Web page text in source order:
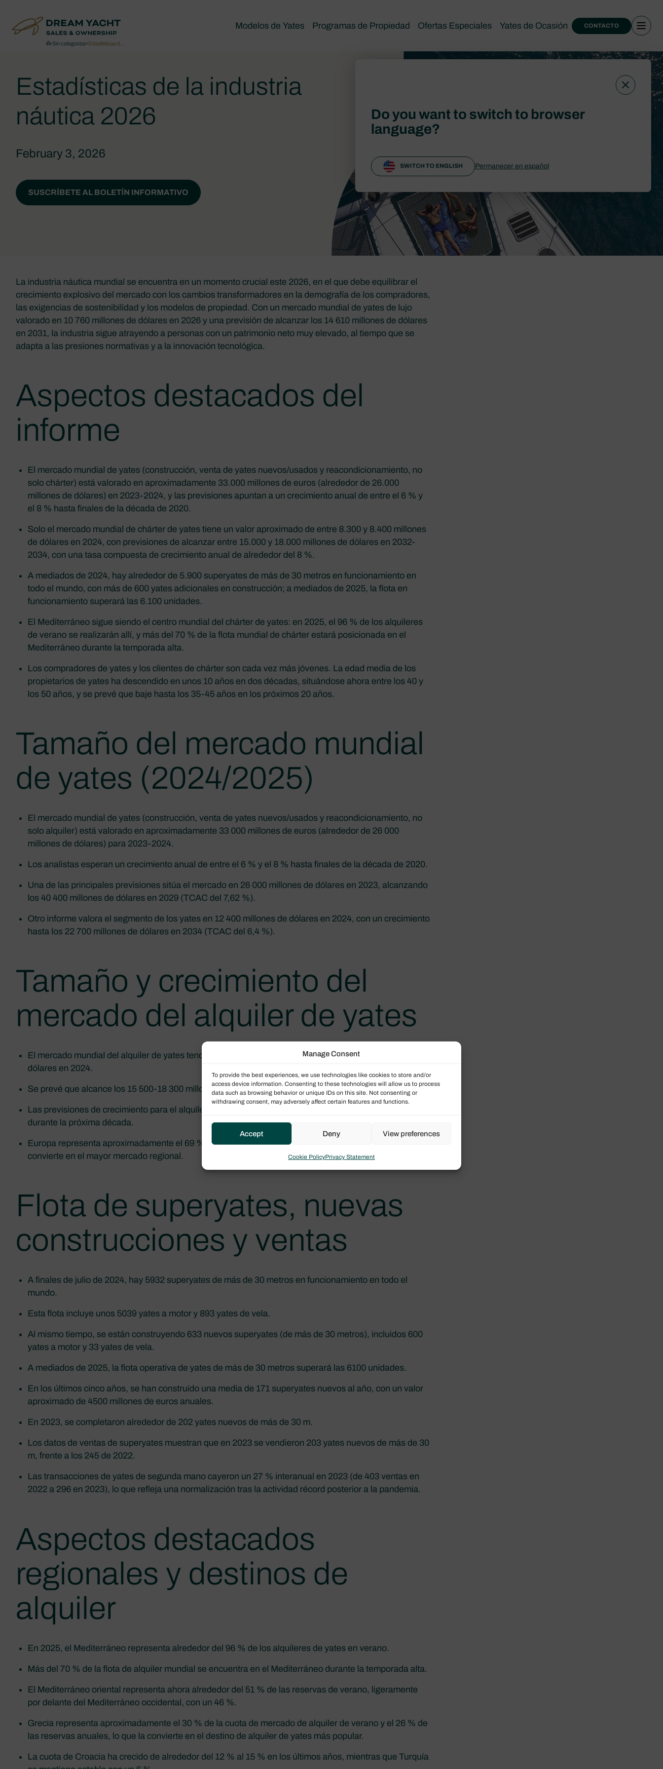
Manage Consent
To provide the best experiences, we use technologies like cookies to store and/or
access device information. Consenting to these technologies will allow us to process
data such as browsing behavior or unique IDs on this site. Not consenting or
withdrawing consent, may adversely affect certain features and functions.
Accept Deny View preferences
Cookie PolicyPrivacy Statement
Modelos de Yates Programas de Propiedad Ofertas Especiales Yates de Ocasión CONTACTO
›Sin categorizar›Estadísticas d…
Estadísticas de la industria
náutica 2026
February 3, 2026
SUSCRÍBETE AL BOLETÍN INFORMATIVO
La industria náutica mundial se encuentra en un momento crucial este 2026, en el que debe equilibrar el
crecimiento explosivo del mercado con los cambios transformadores en la demografía de los compradores,
las exigencias de sostenibilidad y los modelos de propiedad. Con un mercado mundial de yates de lujo
valorado en 10 760 millones de dólares en 2026 y una previsión de alcanzar los 14 610 millones de dólares
en 2031, la industria sigue atrayendo a personas con un patrimonio neto muy elevado, al tiempo que se
adapta a las presiones normativas y a la innovación tecnológica.
Aspectos destacados del
informe
El mercado mundial de yates (construcción, venta de yates nuevos/usados y reacondicionamiento, no
solo chárter) está valorado en aproximadamente 33.000 millones de euros (alrededor de 26.000
millones de dólares) en 2023-2024, y las previsiones apuntan a un crecimiento anual de entre el 6 % y
el 8 % hasta finales de la década de 2020.
Solo el mercado mundial de chárter de yates tiene un valor aproximado de entre 8.300 y 8.400 millones
de dólares en 2024, con previsiones de alcanzar entre 15.000 y 18.000 millones de dólares en 2032-
2034, con una tasa compuesta de crecimiento anual de alrededor del 8 %.
A mediados de 2024, hay alrededor de 5.900 superyates de más de 30 metros en funcionamiento en
todo el mundo, con más de 600 yates adicionales en construcción; a mediados de 2025, la flota en
funcionamiento superará las 6.100 unidades.
El Mediterráneo sigue siendo el centro mundial del chárter de yates: en 2025, el 96 % de los alquileres
de verano se realizarán allí, y más del 70 % de la flota mundial de chárter estará posicionada en el
Mediterráneo durante la temporada alta.
Los compradores de yates y los clientes de chárter son cada vez más jóvenes. La edad media de los
propietarios de yates ha descendido en unos 10 años en dos décadas, situándose ahora entre los 40 y
los 50 años, y se prevé que baje hasta los 35-45 años en los próximos 20 años.
Tamaño del mercado mundial
de yates (2024/2025)
El mercado mundial de yates (construcción, venta de yates nuevos/usados y reacondicionamiento, no
solo alquiler) está valorado en aproximadamente 33 000 millones de euros (alrededor de 26 000
millones de dólares) para 2023-2024.
Los analistas esperan un crecimiento anual de entre el 6 % y el 8 % hasta finales de la década de 2020.
Una de las principales previsiones sitúa el mercado en 26 000 millones de dólares en 2023, alcanzando
los 40 400 millones de dólares en 2029 (TCAC del 7,62 %).
Otro informe valora el segmento de los yates en 12 400 millones de dólares en 2024, con un crecimiento
hasta los 22 700 millones de dólares en 2034 (TCAC del 6,4 %).
Tamaño y crecimiento del
mercado del alquiler de yates
El mercado mundial del alquiler de yates tendrá un valor aproximado de entre 8300 y 8400 millones de
dólares en 2024.
Se prevé que alcance los 15 500-18 300 millones de dólares entre 2032 y 2034.
Las previsiones de crecimiento para el alquiler de yates oscilan entre el 5,2 % y el 8,1 % de CAGR
durante la próxima década.
Europa representa aproximadamente el 69 % de los ingresos globales por alquiler de yates, lo que la
convierte en el mayor mercado regional.
Flota de superyates, nuevas
construcciones y ventas
A finales de julio de 2024, hay 5932 superyates de más de 30 metros en funcionamiento en todo el
mundo.
Esta flota incluye unos 5039 yates a motor y 893 yates de vela.
Al mismo tiempo, se están construyendo 633 nuevos superyates (de más de 30 metros), incluidos 600
yates a motor y 33 yates de vela.
A mediados de 2025, la flota operativa de yates de más de 30 metros superará las 6100 unidades.
En los últimos cinco años, se han construido una media de 171 superyates nuevos al año, con un valor
aproximado de 4500 millones de euros anuales.
En 2023, se completaron alrededor de 202 yates nuevos de más de 30 m.
Los datos de ventas de superyates muestran que en 2023 se vendieron 203 yates nuevos de más de 30
m, frente a los 245 de 2022.
Las transacciones de yates de segunda mano cayeron un 27 % interanual en 2023 (de 403 ventas en
2022 a 296 en 2023), lo que refleja una normalización tras la actividad récord posterior a la pandemia.
Aspectos destacados
regionales y destinos de
alquiler
En 2025, el Mediterráneo representa alrededor del 96 % de los alquileres de yates en verano.
Más del 70 % de la flota de alquiler mundial se encuentra en el Mediterráneo durante la temporada alta.
El Mediterráneo oriental representa ahora alrededor del 51 % de las reservas de verano, ligeramente
por delante del Mediterráneo occidental, con un 46 %.
Grecia representa aproximadamente el 30 % de la cuota de mercado de alquiler de verano y el 26 % de
las reservas anuales, lo que la convierte en el destino de alquiler de yates más popular.
La cuota de Croacia ha crecido de alrededor del 12 % al 15 % en los últimos años, mientras que Turquía
Do you want to switch to browser
language?
SWITCH TO ENGLISH Permanecer en español